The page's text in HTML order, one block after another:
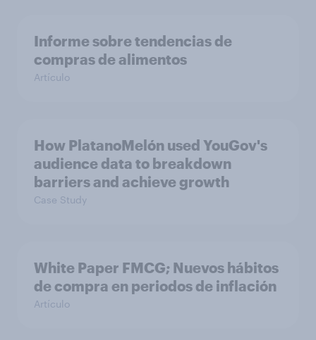
Informe sobre tendencias de
compras de alimentos
Artículo
How PlatanoMelón used YouGov's
audience data to breakdown
barriers and achieve growth
Case Study
White Paper FMCG; Nuevos hábitos
de compra en periodos de inflación
Artículo